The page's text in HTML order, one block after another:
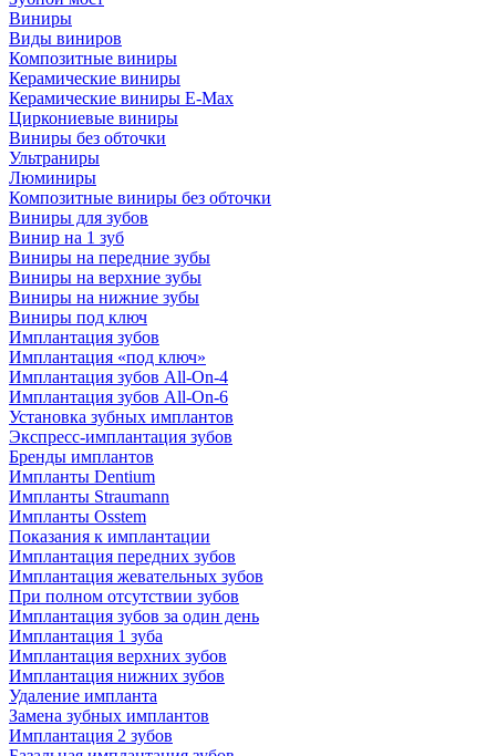
Виниры
Виды виниров
Композитные виниры
Керамические виниры
Керамические виниры E-Max
Циркониевые виниры
Виниры без обточки
Ультраниры
Люминиры
Композитные виниры без обточки
Виниры для зубов
Винир на 1 зуб
Виниры на передние зубы
Виниры на верхние зубы
Виниры на нижние зубы
Виниры под ключ
Имплантация зубов
Имплантация «под ключ»
Имплантация зубов All-On-4
Имплантация зубов All-On-6
Установка зубных имплантов
Экспресс-имплантация зубов
Бренды имплантов
Импланты Dentium
Импланты Straumann
Импланты Osstem
Показания к имплантации
Имплантация передних зубов
Имплантация жевательных зубов
При полном отсутствии зубов
Имплантация зубов за один день
Имплантация 1 зуба
Имплантация верхних зубов
Имплантация нижних зубов
Удаление импланта
Замена зубных имплантов
Имплантация 2 зубов